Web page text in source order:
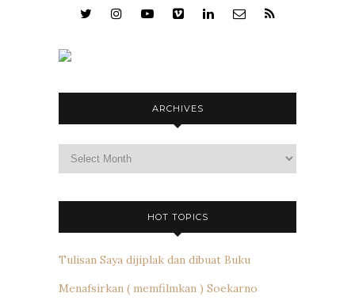
ARCHIVES
HOT TOPICS
Tulisan Saya dijiplak dan dibuat Buku
Menafsirkan ( memfilmkan ) Soekarno